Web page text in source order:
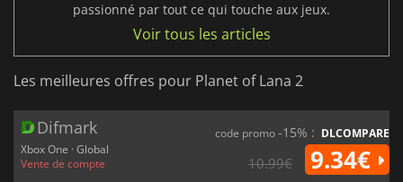
passionné par tout ce qui touche aux jeux.
Voir tous les articles
Les meilleures offres pour Planet of Lana 2
Difmark
Xbox One · Global
Vente de compte
code promo-15% : DLCOMPARE
10.99€ 9.34€